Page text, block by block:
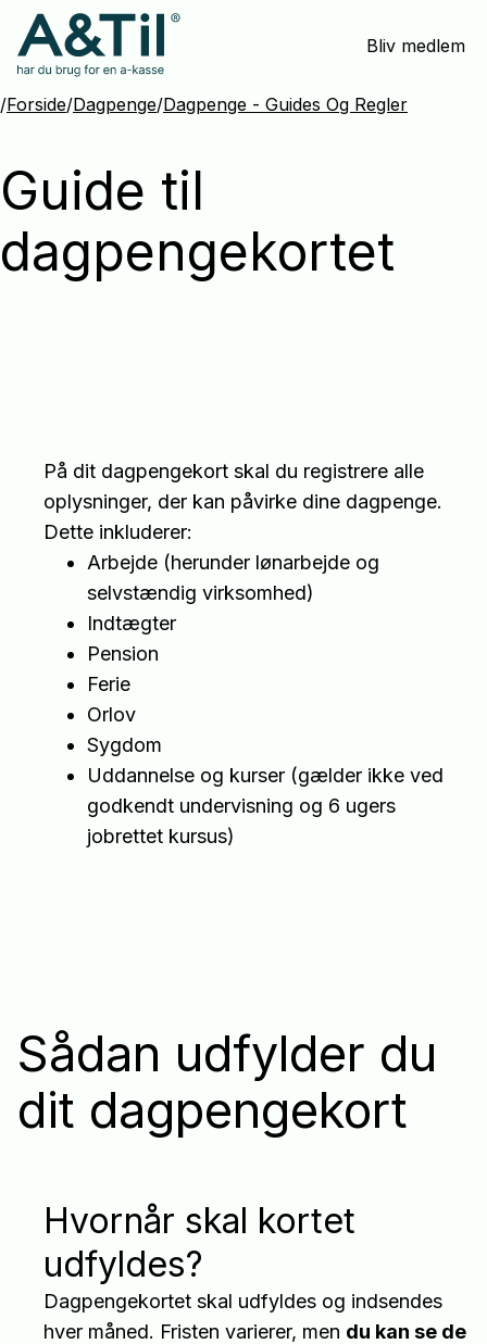
Spring
menu
over
og
indhold
Bliv medlem
/Forside/Dagpenge/Dagpenge - Guides Og Regler
Guide til
dagpengekortet
På dit dagpengekort skal du registrere alle
oplysninger, der kan påvirke dine dagpenge.
Dette inkluderer:
Arbejde (herunder lønarbejde og
selvstændig virksomhed)
Indtægter
Pension
Ferie
Orlov
Sygdom
Uddannelse og kurser (gælder ikke ved
godkendt undervisning og 6 ugers
jobrettet kursus)
Sådan udfylder du
dit dagpengekort
Hvornår skal kortet
udfyldes?
Dagpengekortet skal udfyldes og indsendes
hver måned. Fristen varierer, men du kan se de